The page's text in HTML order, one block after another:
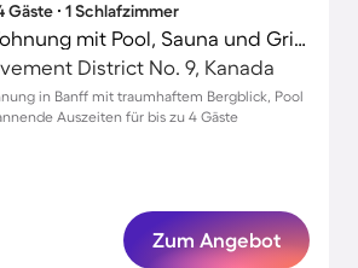
Gäste ∙ 1 Schlafzimmer
Gemütliche Wohnung mit Pool, Sauna und Grill | Bergblick
District No. 9, Kanada
in Banff mit traumhaftem Bergblick, Pool
Auszeiten für bis zu 4 Gäste
Zum Angebot